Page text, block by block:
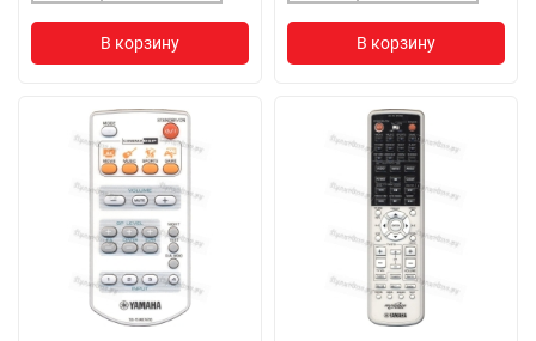
В корзину В корзину